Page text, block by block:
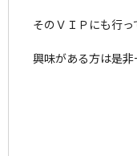
そのＶＩＰにも行
興味がある方は是